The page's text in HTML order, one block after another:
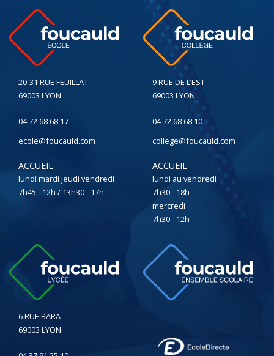
20-31 RUE FEUILLAT
69003 LYON
04 72 68 68 17
ecole@foucauld.com
ACCUEIL
lundi mardi jeudi vendredi
7h45 - 12h / 13h30 - 17h
9 RUE DE L’EST
69003 LYON
04 72 68 68 10
college@foucauld.com
ACCUEIL
lundi au vendredi
7h30 - 18h
mercredi
7h30 - 12h
6 RUE BARA
69003 LYON